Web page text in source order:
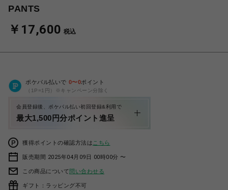
PANTS
￥17,600 税込
ポケパル払いで 0〜0ポイント
（1P=1円）※キャンペーン分除く
会員登録後、ポケパル払い初回登録&利用で
最大1,500円分ポイント進呈
獲得ポイントの確認方法は こちら
販売期間 2025年04月09日 00時00分 〜
この商品について問い合わせる
ギフト：ラッピング不可